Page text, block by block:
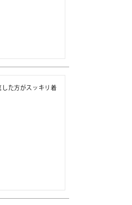
た方がスッキリ着